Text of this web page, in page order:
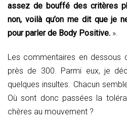
assez de bouffé des critères
non, voilà qu’on me dit que je
pour parler de Body Positive. ».
Les commentaires en dessous
près de 300. Parmi eux, je
quelques insultes. Chacun
Où sont donc passées la
chères au mouvement ?